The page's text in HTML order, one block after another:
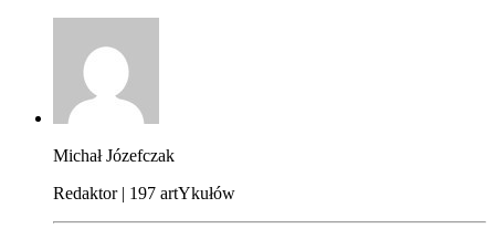
Michał Józefczak
Redaktor | 197 artYkułów